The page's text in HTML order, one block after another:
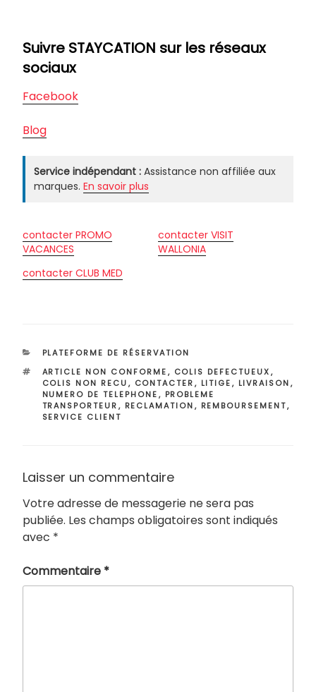
Suivre STAYCATION sur les réseaux
sociaux
Facebook
Blog
Service indépendant : Assistance non affiliée aux
marques. En savoir plus
contacter PROMO
VACANCES
contacter VISIT
WALLONIA
contacter CLUB MED
CATÉGORIES
PLATEFORME DE RÉSERVATION
ÉTIQUETTES
ARTICLE NON CONFORME, COLIS DEFECTUEUX,
COLIS NON RECU, CONTACTER, LITIGE, LIVRAISON,
NUMERO DE TELEPHONE, PROBLEME
TRANSPORTEUR, RECLAMATION, REMBOURSEMENT,
SERVICE CLIENT
Laisser un commentaire
Votre adresse de messagerie ne sera pas
publiée. Les champs obligatoires sont indiqués
avec *
Commentaire *